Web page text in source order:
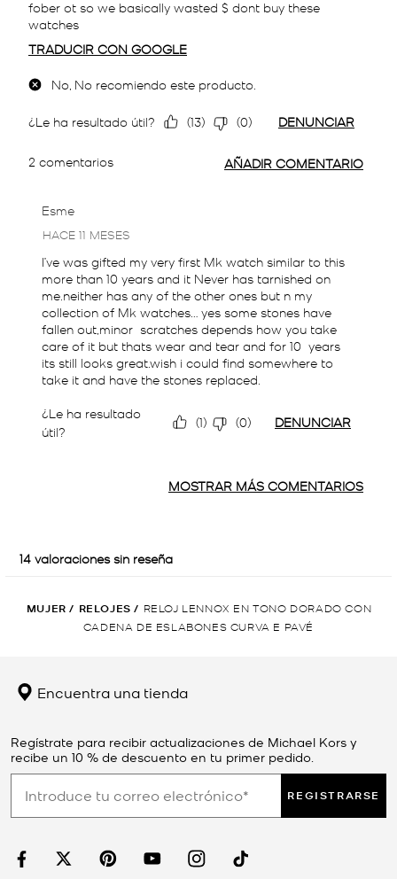
MUJER / RELOJES / RELOJ LENNOX EN TONO DORADO CON
CADENA DE ESLABONES CURVA E PAVÉ
Encuentra una tienda
Regístrate para recibir actualizaciones de Michael Kors y
recibe un 10 % de descuento en tu primer pedido.
REGISTRARSE